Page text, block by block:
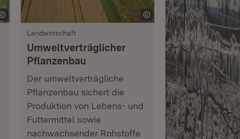
Landwirtschaft
Umweltverträglicher
Pflanzenbau
Der umweltverträgliche
Pflanzenbau sichert die
Produktion von Lebens- und
Futtermittel sowie
nachwachsender Rohstoffe